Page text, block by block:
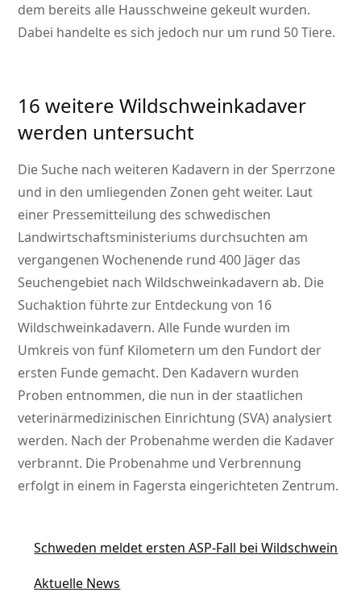
dem bereits alle Hausschweine gekeult wurden.
Dabei handelte es sich jedoch nur um rund 50 Tiere.
16 weitere Wildschweinkadaver
werden untersucht
Die Suche nach weiteren Kadavern in der Sperrzone
und in den umliegenden Zonen geht weiter. Laut
einer Pressemitteilung des schwedischen
Landwirtschaftsministeriums durchsuchten am
vergangenen Wochenende rund 400 Jäger das
Seuchengebiet nach Wildschweinkadavern ab. Die
Suchaktion führte zur Entdeckung von 16
Wildschweinkadavern. Alle Funde wurden im
Umkreis von fünf Kilometern um den Fundort der
ersten Funde gemacht. Den Kadavern wurden
Proben entnommen, die nun in der staatlichen
veterinärmedizinischen Einrichtung (SVA) analysiert
werden. Nach der Probenahme werden die Kadaver
verbrannt. Die Probenahme und Verbrennung
erfolgt in einem in Fagersta eingerichteten Zentrum.
Schweden meldet ersten ASP-Fall bei Wildschwein
Aktuelle News